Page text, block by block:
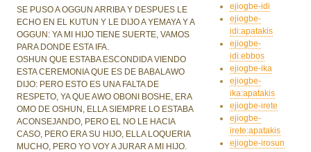
SE PUSO A OGGUN ARRIBA Y DESPUES LE
ECHO EN EL KUTUN Y LE DIJO A YEMAYA Y A
OGGUN: YA MI HIJO TIENE SUERTE, VAMOS
PARA DONDE ESTA IFA.
OSHUN QUE ESTABA ESCONDIDA VIENDO
ESTA CEREMONIA QUE ES DE BABALAWO
DIJO: PERO ESTO ES UNA FALTA DE
RESPETO, YA QUE AWO OBONI BOSHE, ERA
OMO DE OSHUN, ELLA SIEMPRE LO ESTABA
ACONSEJANDO, PERO EL NO LE HACIA
CASO, PERO ERA SU HIJO, ELLA LOQUERIA
MUCHO, PERO YO VOY A JURAR A MI HIJO.
ejiogbe-idi
ejiogbe-
idi:apatakis
ejiogbe-
idi:ebbos
ejiogbe-ika
ejiogbe-
ika:apatakis
ejiogbe-irete
ejiogbe-
irete:apatakis
ejiogbe-irosun